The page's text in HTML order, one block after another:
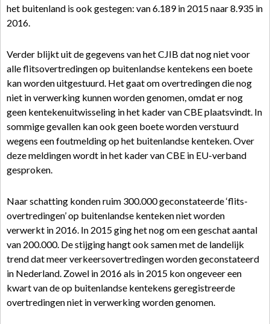
het buitenland is ook gestegen: van 6.189 in 2015 naar 8.935 in
2016.
Verder blijkt uit de gegevens van het CJIB dat nog niet voor
alle flitsovertredingen op buitenlandse kentekens een boete
kan worden uitgestuurd. Het gaat om overtredingen die nog
niet in verwerking kunnen worden genomen, omdat er nog
geen kentekenuitwisseling in het kader van CBE plaatsvindt. In
sommige gevallen kan ook geen boete worden verstuurd
wegens een foutmelding op het buitenlandse kenteken. Over
deze meldingen wordt in het kader van CBE in EU-verband
gesproken.
Naar schatting konden ruim 300.000 geconstateerde ‘flits-
overtredingen’ op buitenlandse kenteken niet worden
verwerkt in 2016. In 2015 ging het nog om een geschat aantal
van 200.000. De stijging hangt ook samen met de landelijk
trend dat meer verkeersovertredingen worden geconstateerd
in Nederland. Zowel in 2016 als in 2015 kon ongeveer een
kwart van de op buitenlandse kentekens geregistreerde
overtredingen niet in verwerking worden genomen.